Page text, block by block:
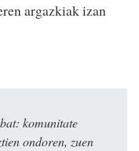
argazkiak izan
komunitate
ondoren, zuen